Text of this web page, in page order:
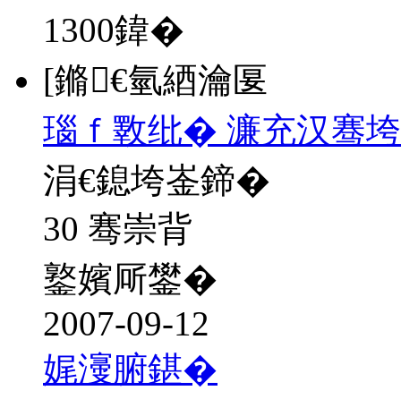
1300鍏�
[鏅€氫綇瀹匽
瑙ｆ斁纰� 濂充汉骞
涓€鎴垮崟鍗�
30 骞崇背
鐜嬪厛鐢�
2007-09-12
娓濅腑鍖�